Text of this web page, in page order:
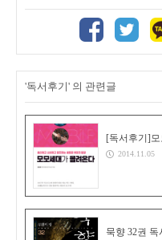
'독서후기' 의 관련글
[독서후기]
2014.11.05
묵향 32권